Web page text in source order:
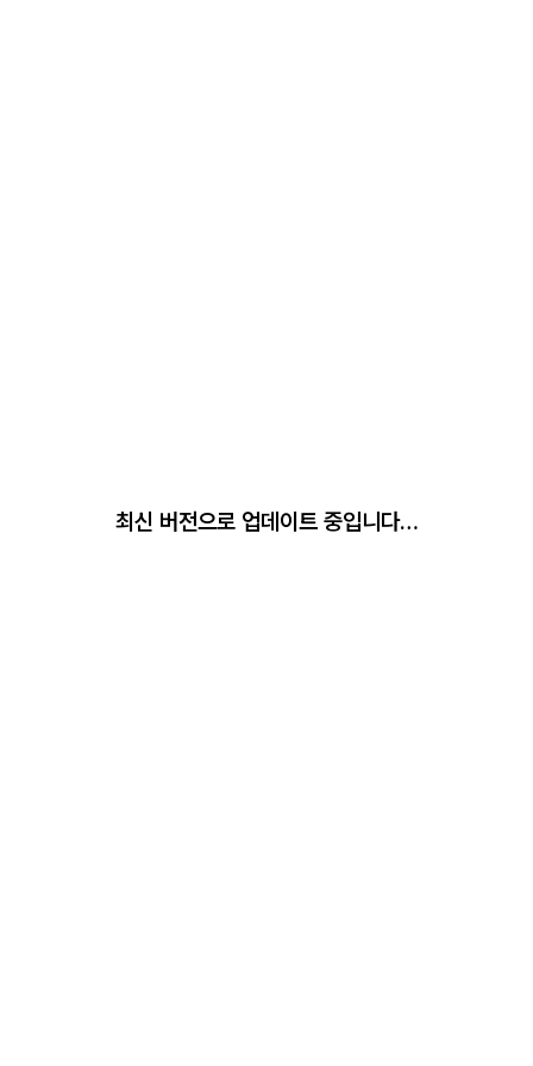
최신 버전으로 업데이트 중입니다…